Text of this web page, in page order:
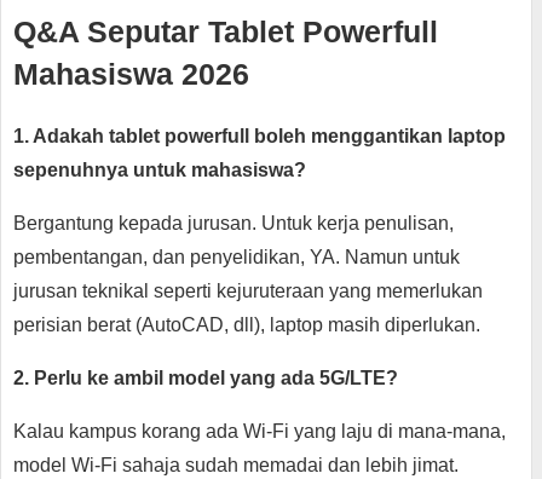
Q&A Seputar Tablet Powerfull
Mahasiswa 2026
1. Adakah tablet powerfull boleh menggantikan laptop
sepenuhnya untuk mahasiswa?
Bergantung kepada jurusan. Untuk kerja penulisan,
pembentangan, dan penyelidikan, YA. Namun untuk
jurusan teknikal seperti kejuruteraan yang memerlukan
perisian berat (AutoCAD, dll), laptop masih diperlukan.
2. Perlu ke ambil model yang ada 5G/LTE?
Kalau kampus korang ada Wi-Fi yang laju di mana-mana,
model Wi-Fi sahaja sudah memadai dan lebih jimat.